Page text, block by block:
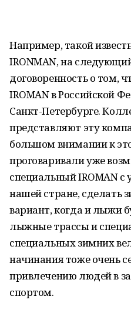
Например, такой
IRONMAN, на
договоренность о том,
IROMAN в Российской
Санкт-Петербурге.
представляют эту
большом внимании к
проговаривали уже
специальный IROMAN с
нашей стране, сделать
вариант, когда и лыжи
лыжные трассы и
специальных зимних
начинания тоже очень
привлечению людей в
спортом.